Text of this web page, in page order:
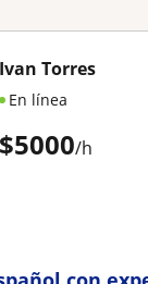
$5000/h
Ivan Torres
En línea